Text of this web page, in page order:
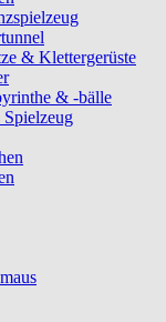
& Klettergerüste
& -bälle
Spielzeug